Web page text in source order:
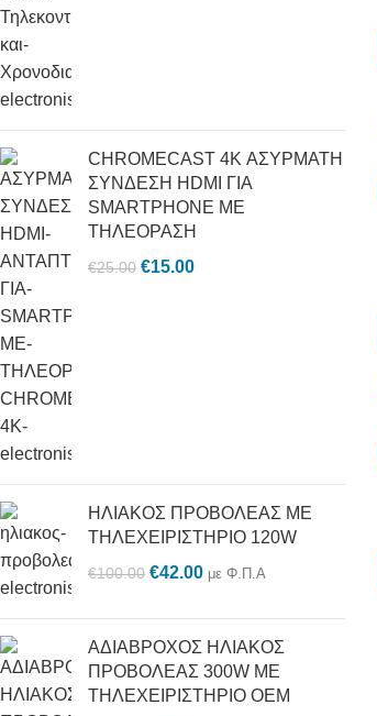
CHROMECAST 4K ΑΣΥΡΜΑΤΗ
ΣΥΝΔΕΣΗ HDMI ΓΙΑ
SMARTPHONE ΜΕ
ΤΗΛΕΟΡΑΣΗ
€25.00 €15.00
ΗΛΙΑΚΟΣ ΠΡΟΒΟΛΕΑΣ ΜΕ
ΤΗΛΕΧΕΙΡΙΣΤΗΡΙΟ 120W
€100.00 €42.00 με Φ.Π.Α
ΑΔΙΑΒΡΟΧΟΣ ΗΛΙΑΚΟΣ
ΠΡΟΒΟΛΕΑΣ 300W ΜΕ
ΤΗΛΕΧΕΙΡΙΣΤΗΡΙΟ OEM